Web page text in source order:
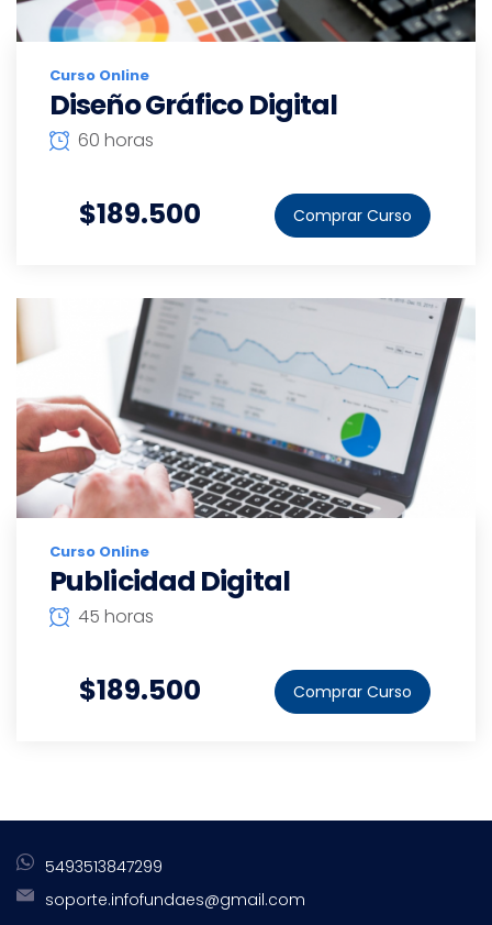
Curso Online
Diseño Gráfico Digital
60 horas
$189.500 Comprar Curso
Curso Online
Publicidad Digital
45 horas
$189.500 Comprar Curso
5493513847299
soporte.infofundaes@gmail.com